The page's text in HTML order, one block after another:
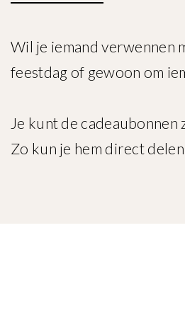
Wil je iemand verwennen
feestdag of gewoon om
Je kunt de
Zo kun je hem direct